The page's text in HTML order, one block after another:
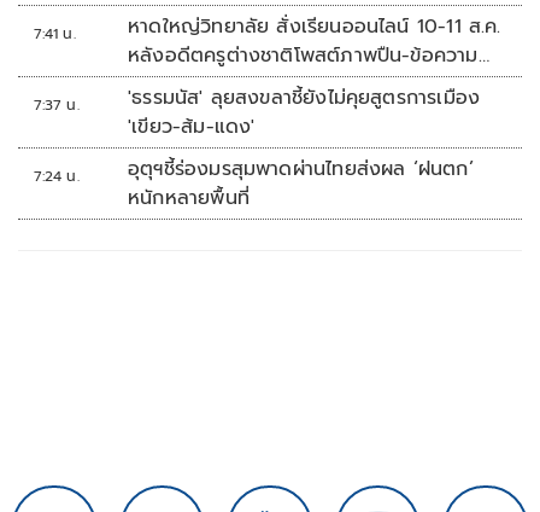
7:41 น.
หาดใหญ่วิทยาลัย สั่งเรียนออนไลน์ 10-11 ส.ค.
หลังอดีตครูต่างชาติโพสต์ภาพปืน-ข้อความ
ข่มขู่
7:37 น.
'ธรรมนัส' ลุยสงขลาชี้ยังไม่คุยสูตรการเมือง
'เขียว-ส้ม-แดง'
7:24 น.
อุตุฯชี้ร่องมรสุมพาดผ่านไทยส่งผล ‘ฝนตก’
หนักหลายพื้นที่